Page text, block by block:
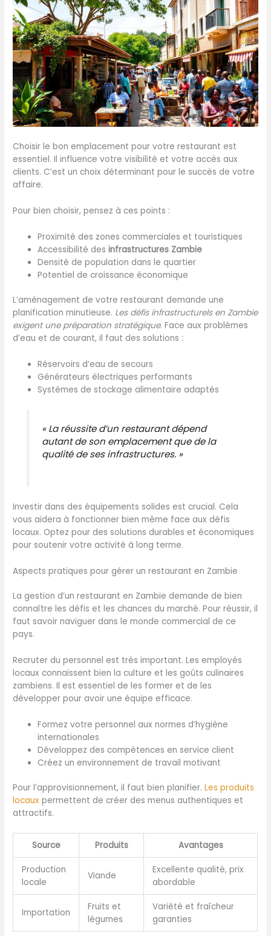
Choisir le bon emplacement pour votre restaurant est
essentiel. Il influence votre visibilité et votre accès aux
clients. C’est un choix déterminant pour le succès de votre
affaire.
Pour bien choisir, pensez à ces points :
Proximité des zones commerciales et touristiques
Accessibilité desinfrastructures Zambie
Densité de population dans le quartier
Potentiel de croissance économique
L’aménagement de votre restaurant demande une
planification minutieuse. Les défis infrastructurels en Zambie
exigent une préparation stratégique. Face aux problèmes
d’eau et de courant, il faut des solutions :
Réservoirs d’eau de secours
Générateurs électriques performants
Systèmes de stockage alimentaire adaptés
« La réussite d’un restaurant dépend
autant de son emplacement que de la
qualité de ses infrastructures. »
Investir dans des équipements solides est crucial. Cela
vous aidera à fonctionner bien même face aux défis
locaux. Optez pour des solutions durables et économiques
pour soutenir votre activité à long terme.
Aspects pratiques pour gérer un restaurant en Zambie
La gestion d’un restaurant en Zambie demande de bien
connaître les défis et les chances du marché. Pour réussir, il
faut savoir naviguer dans le monde commercial de ce
pays.
Recruter du personnel est très important. Les employés
locaux connaissent bien la culture et les goûts culinaires
zambiens. Il est essentiel de les former et de les
développer pour avoir une équipe efficace.
Formez votre personnel aux normes d’hygiène
internationales
Développez des compétences en service client
Créez un environnement de travail motivant
Pour l’approvisionnement, il faut bien planifier.Les produits
locaux permettent de créer des menus authentiques et
attractifs.
Source Produits Avantages
Production
locale
Viande
Excellente qualité, prix
abordable
Importation
Fruits et
légumes
Variété et fraîcheur
garanties